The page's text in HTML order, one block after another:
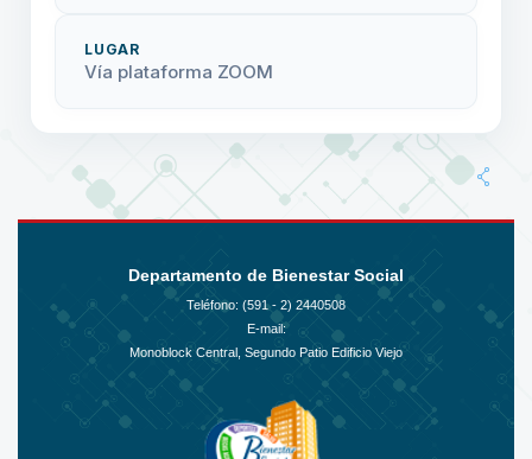
LUGAR
Vía plataforma ZOOM
Departamento de Bienestar Social
Teléfono: (591 - 2) 2440508
E-mail:
Monoblock Central, Segundo Patio Edificio Viejo